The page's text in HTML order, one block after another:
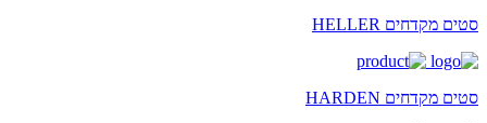
סטים מקדחים HELLER
סטים מקדחים HARDEN